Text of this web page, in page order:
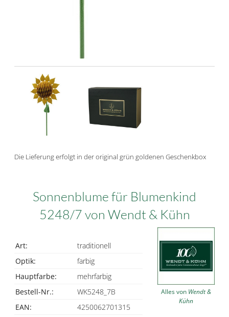
Die Lieferung erfolgt in der original grün goldenen Geschenkbox
Sonnenblume für Blumenkind
5248/7 von Wendt & Kühn
Art:
traditionell
Optik:
farbig
Hauptfarbe:
mehrfarbig
Bestell-Nr.:
WK5248_7B
EAN:
4250062701315
Alles von Wendt &
Kühn